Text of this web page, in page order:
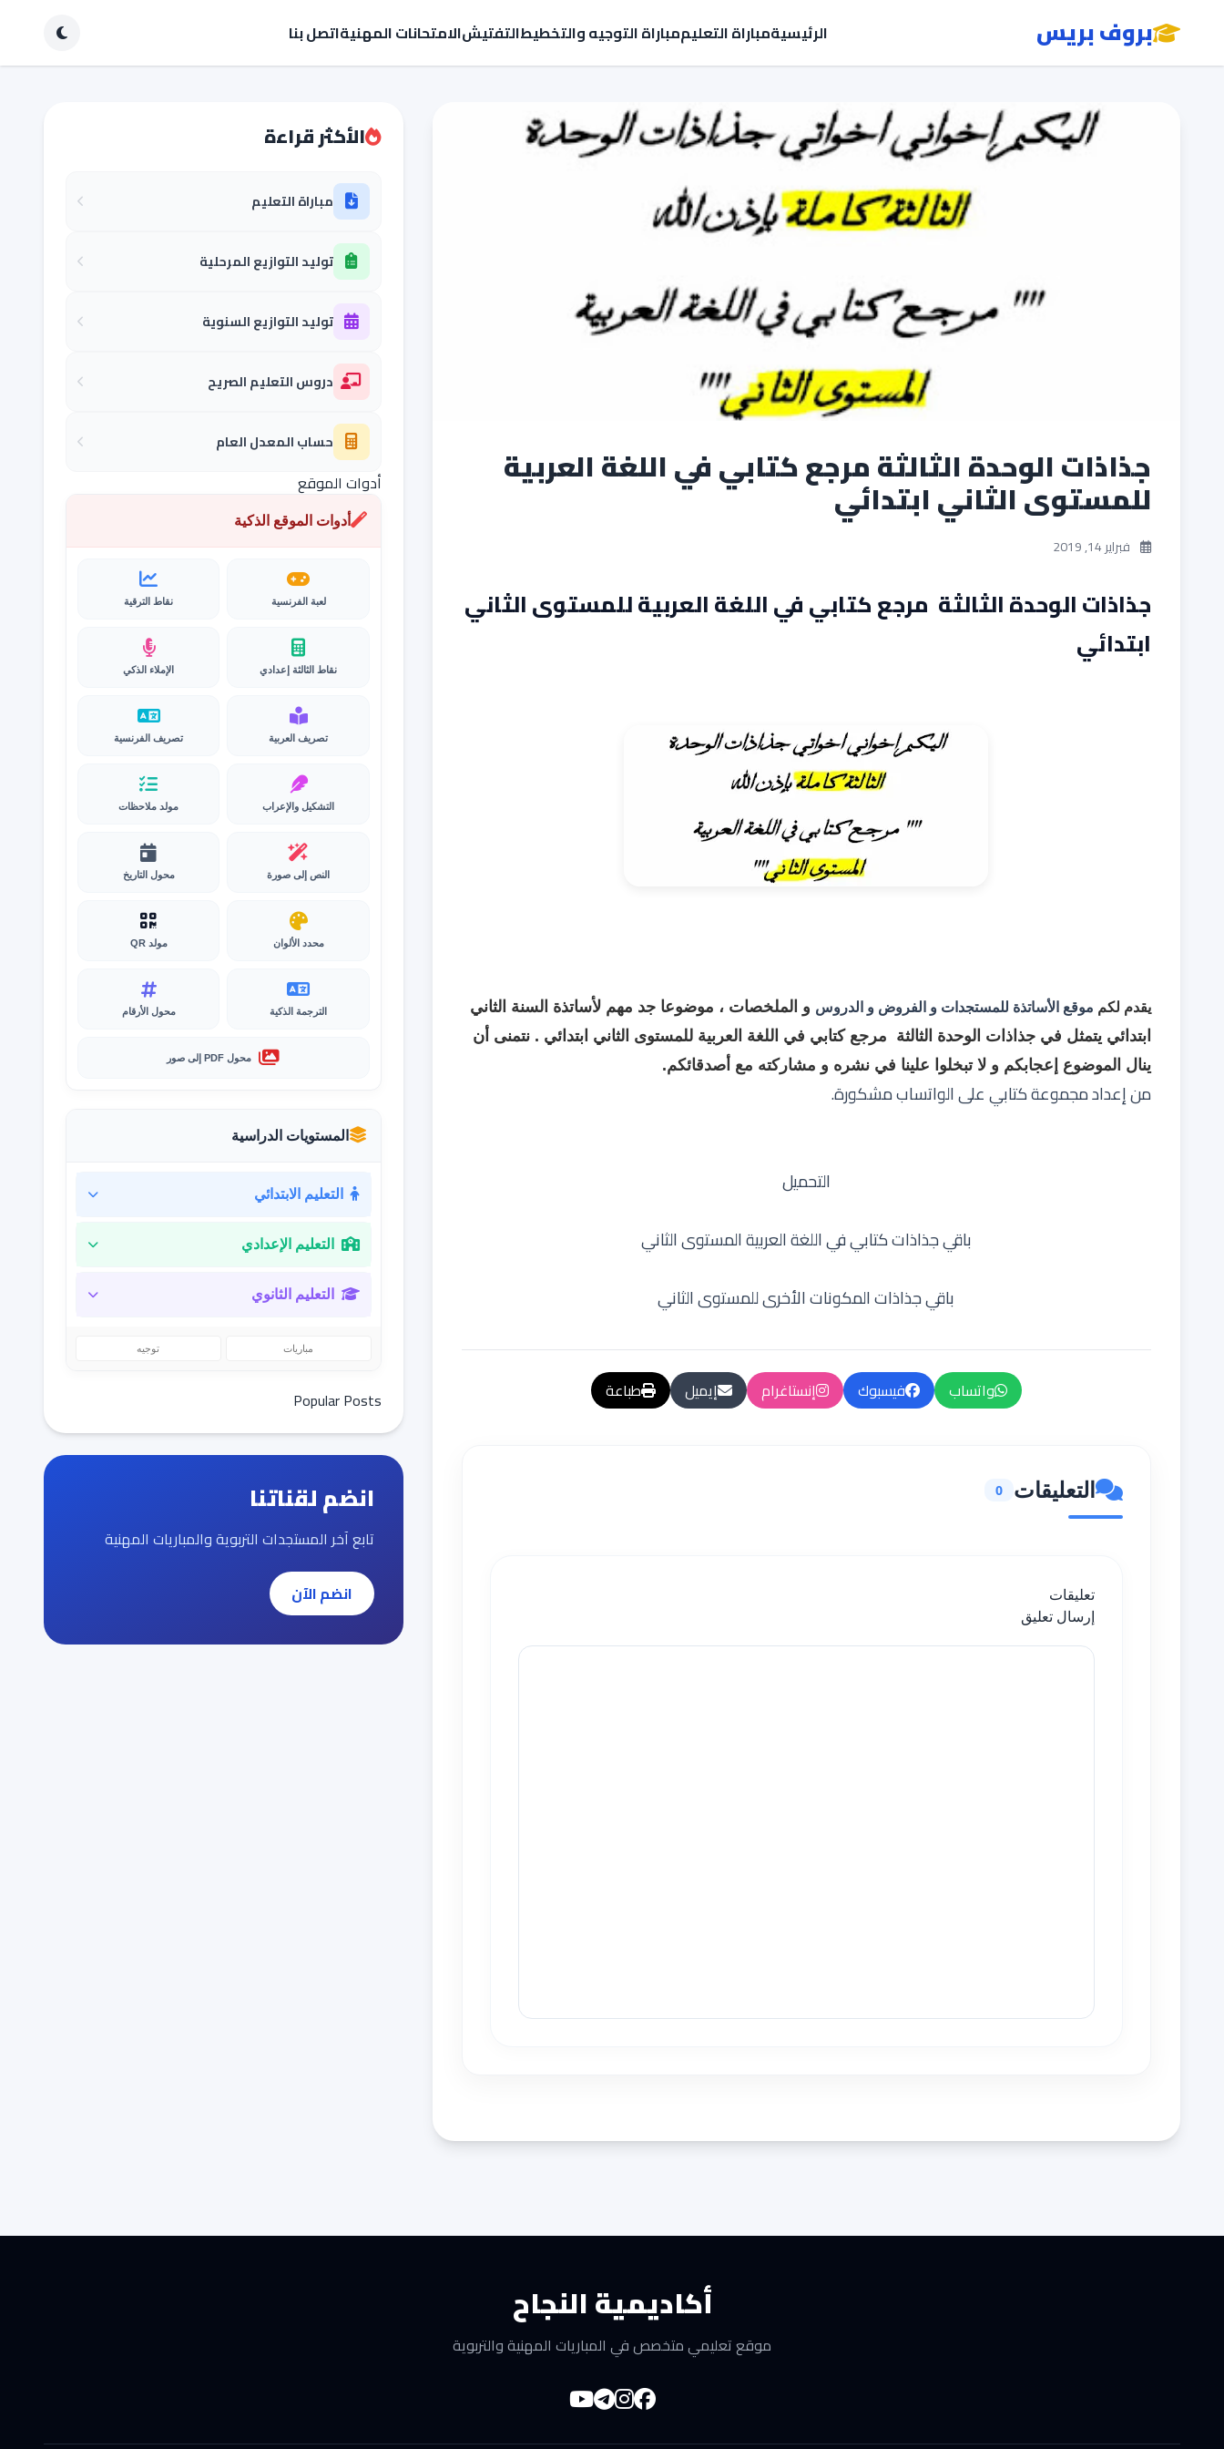
بروف بريس الرئيسيةمباراة التعليممباراة التوجيه والتخطيطالتفتيشالامتحانات المهنيةاتصل بنا
جذاذات الوحدة الثالثة مرجع كتابي في اللغة العربية
للمستوى الثاني ابتدائي
فبراير 14, 2019
جذاذات الوحدة الثالثة مرجع كتابي في اللغة العربية للمستوى الثاني
ابتدائي
يقدم لكم موقع الأساتذة للمستجدات و الفروض و الدروس و الملخصات ، موضوعا جد مهم لأساتذة السنة الثاني
ابتدائي يتمثل في جذاذات الوحدة الثالثة مرجع كتابي في اللغة العربية للمستوى الثاني ابتدائي . نتمنى أن
ينال الموضوع إعجابكم و لا تبخلوا علينا في نشره و مشاركته مع أصدقائكم.
من إعداد مجموعة كتابي على الواتسابمشكورة.
التحميل
باقي جذاذات كتابي في اللغة العربية المستوى الثاني
باقي جذاذات المكونات الأخرى للمستوى الثاني
واتساب فيسبوك إنستاغرام إيميل طباعة
التعليقات 0
تعليقات
إرسال تعليق
الأكثر قراءة
مباراة التعليم
توليد التوازيع المرحلية
توليد التوازيع السنوية
دروس التعليم الصريح
حساب المعدل العام
أدوات الموقع
أدوات الموقع الذكية
لعبة الفرنسية نقاط الترقية
نقاط الثالثة إعدادي الإملاء الذكي
تصريف العربية تصريف الفرنسية
التشكيل والإعراب مولد ملاحظات
النص إلى صورة محول التاريخ
محدد الألوان مولد QR
الترجمة الذكية محول الأرقام
محول PDF إلى صور
المستويات الدراسية
التعليم الابتدائي
التعليم الإعدادي
التعليم الثانوي
مباريات توجيه
Popular Posts
انضم لقناتنا
تابع آخر المستجدات التربوية والمباريات المهنية
انضم الآن
أكاديمية النجاح
موقع تعليمي متخصص في المباريات المهنية والتربوية